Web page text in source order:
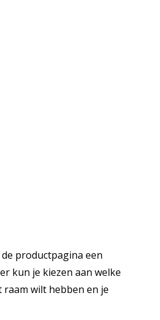
productpagina een
kun je kiezen aan welke
wilt hebben en je